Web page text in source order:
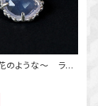
のような～ ラベ
の粒飾りペンダ
アクセサリー